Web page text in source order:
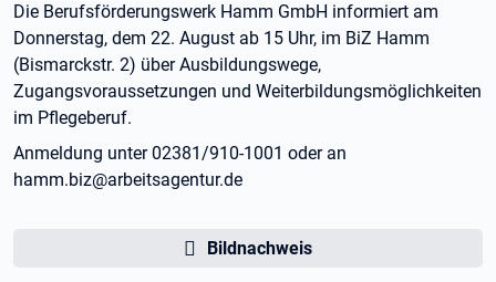
Die Berufsförderungswerk Hamm GmbH informiert am
Donnerstag, dem 22. August ab 15 Uhr, im BiZ Hamm
(Bismarckstr. 2) über Ausbildungswege,
Zugangsvoraussetzungen und Weiterbildungsmöglichkeiten
im Pflegeberuf.
Anmeldung unter 02381/910-1001 oder an
hamm.biz@arbeitsagentur.de
Bildnachweis